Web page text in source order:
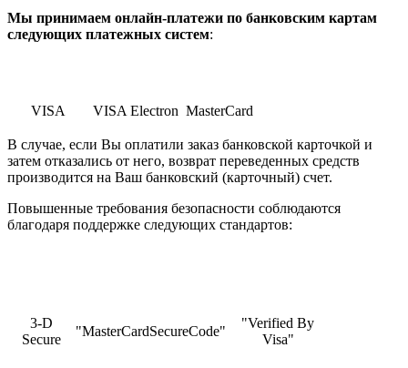
Мы принимаем онлайн-платежи по банковским картам
cледующих платежных систем:
VISA VISA Electron MasterCard
В случае, если Вы оплатили заказ банковской карточкой и
затем отказались от него, возврат переведенных средств
производится на Ваш банковский (карточный) счет.
Повышенные требования безопасности соблюдаются
благодаря поддержке следующих стандартов:
3-D
Secure
"MasterCardSecureCode"
"Verified By
Visa"